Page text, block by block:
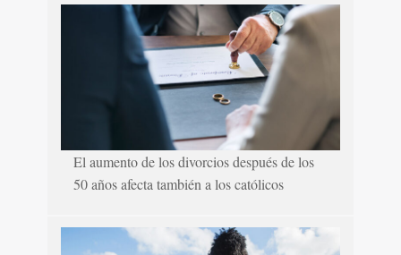
El aumento de los divorcios después de los
50 años afecta también a los católicos